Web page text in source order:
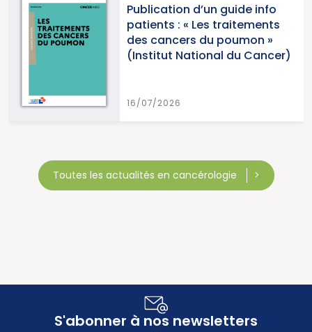
Publication d’un guide info
patients : « Les traitements
des cancers du poumon »
(Institut National du Cancer)
Toutes les actualités en cancérologie
S'abonner à nos newsletters